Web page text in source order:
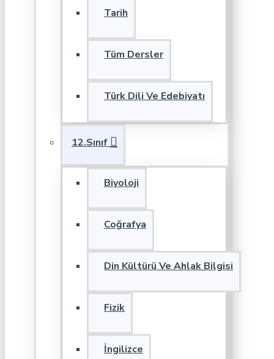
Tarih
Tüm Dersler
Türk Dili Ve Edebiyatı
12.Sınıf
Biyoloji
Coğrafya
Din Kültürü Ve Ahlak Bilgisi
Fizik
İngilizce